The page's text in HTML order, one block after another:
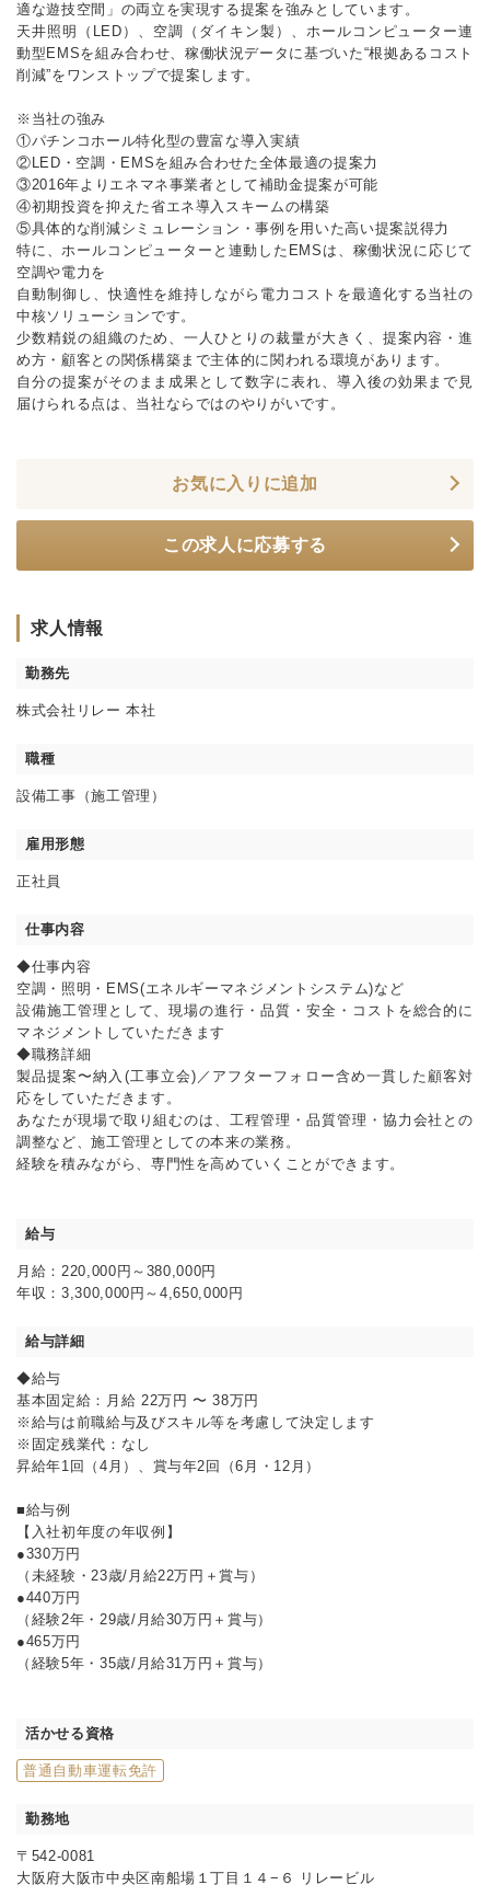
適な遊技空間」の両立を実現する提案を強みとしています。
天井照明（LED）、空調（ダイキン製）、ホールコンピューター連
動型EMSを組み合わせ、稼働状況データに基づいた“根拠あるコスト
削減”をワンストップで提案します。
※当社の強み
①パチンコホール特化型の豊富な導入実績
②LED・空調・EMSを組み合わせた全体最適の提案力
③2016年よりエネマネ事業者として補助金提案が可能
④初期投資を抑えた省エネ導入スキームの構築
⑤具体的な削減シミュレーション・事例を用いた高い提案説得力
特に、ホールコンピューターと連動したEMSは、稼働状況に応じて
空調や電力を
自動制御し、快適性を維持しながら電力コストを最適化する当社の
中核ソリューションです。
少数精鋭の組織のため、一人ひとりの裁量が大きく、提案内容・進
め方・顧客との関係構築まで主体的に関われる環境があります。
自分の提案がそのまま成果として数字に表れ、導入後の効果まで見
届けられる点は、当社ならではのやりがいです。
お気に入りに追加
この求人に応募する
求人情報
勤務先
株式会社リレー 本社
職種
設備工事（施工管理）
雇用形態
正社員
仕事内容
◆仕事内容
空調・照明・EMS(エネルギーマネジメントシステム)など
設備施工管理として、現場の進行・品質・安全・コストを総合的に
マネジメントしていただきます
◆職務詳細
製品提案〜納入(工事立会)／アフターフォロー含め一貫した顧客対
応をしていただきます。
あなたが現場で取り組むのは、工程管理・品質管理・協力会社との
調整など、施工管理としての本来の業務。
経験を積みながら、専門性を高めていくことができます。
給与
月給：220,000円～380,000円
年収：3,300,000円～4,650,000円
給与詳細
◆給与
基本固定給：月給 22万円 〜 38万円
※給与は前職給与及びスキル等を考慮して決定します
※固定残業代：なし
昇給年1回（4月）、賞与年2回（6月・12月）
■給与例
【入社初年度の年収例】
●330万円
（未経験・23歳/月給22万円＋賞与）
●440万円
（経験2年・29歳/月給30万円＋賞与）
●465万円
（経験5年・35歳/月給31万円＋賞与）
活かせる資格
普通自動車運転免許
勤務地
〒542-0081
大阪府大阪市中央区南船場１丁目１４−６ リレービル